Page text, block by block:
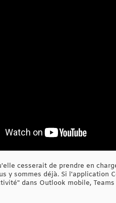
cesserait de prendre en
y sommes déjà. Si l'application
dans Outlook mobile,